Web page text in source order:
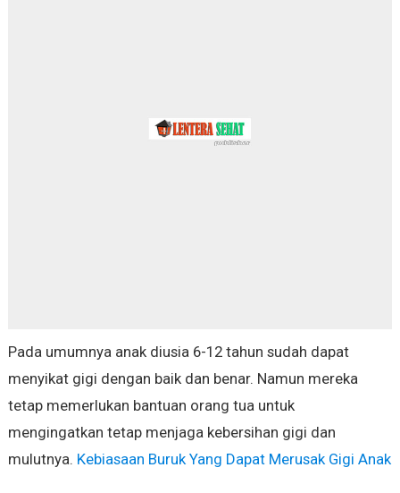
Pada umumnya anak diusia 6-12 tahun sudah dapat
menyikat gigi dengan baik dan benar. Namun mereka
tetap memerlukan bantuan orang tua untuk
mengingatkan tetap menjaga kebersihan gigi dan
mulutnya. Kebiasaan Buruk Yang Dapat Merusak Gigi Anak